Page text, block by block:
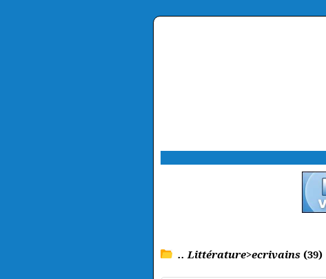
.. Littérature>ecrivains (39)